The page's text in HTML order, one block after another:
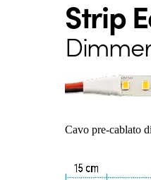
Strip
Cavo pre-cablato